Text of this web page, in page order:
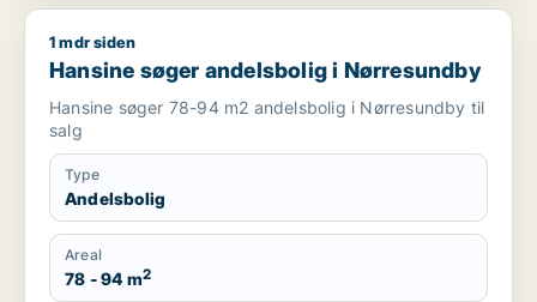
Hansine søger andelsbolig i Nørresundby
1 mdr siden
Hansine søger andelsbolig i Nørresundby
Hansine søger 78-94 m2 andelsbolig i Nørresundby til
salg
Type
Andelsbolig
Areal
78 - 94 m2